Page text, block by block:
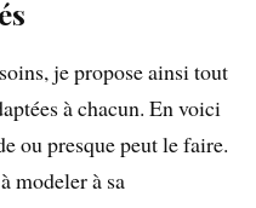
je propose ainsi tout
à chacun. En voici
ou presque peut le faire.
modeler à sa